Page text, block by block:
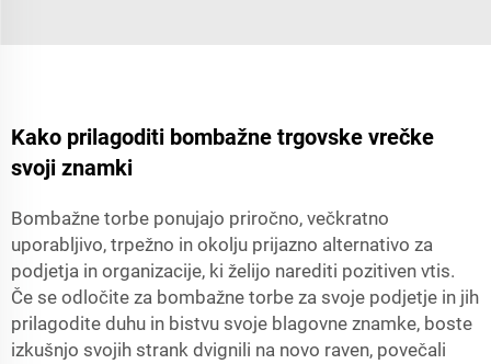
Kako prilagoditi bombažne trgovske vrečke
svoji znamki
Bombažne torbe ponujajo priročno, večkratno
uporabljivo, trpežno in okolju prijazno alternativo za
podjetja in organizacije, ki želijo narediti pozitiven vtis.
Če se odločite za bombažne torbe za svoje podjetje in jih
prilagodite duhu in bistvu svoje blagovne znamke, boste
izkušnjo svojih strank dvignili na novo raven, povečali